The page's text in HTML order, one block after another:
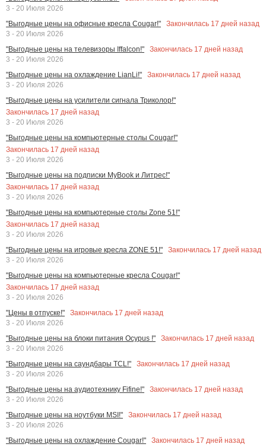
3 - 20 Июля 2026
"Выгодные цены на офисные кресла Cougar!"
Закончилась 17 дней назад
3 - 20 Июля 2026
"Выгодные цены на телевизоры Iffalcon!"
Закончилась 17 дней назад
3 - 20 Июля 2026
"Выгодные цены на охлаждение LianLi!"
Закончилась 17 дней назад
3 - 20 Июля 2026
"Выгодные цены на усилители сигнала Триколор!"
Закончилась 17 дней назад
3 - 20 Июля 2026
"Выгодные цены на компьютерные столы Cougar!"
Закончилась 17 дней назад
3 - 20 Июля 2026
"Выгодные цены на подписки MyBook и Литрес!"
Закончилась 17 дней назад
3 - 20 Июля 2026
"Выгодные цены на компьютерные столы Zone 51!"
Закончилась 17 дней назад
3 - 20 Июля 2026
"Выгодные цены на игровые кресла ZONE 51!"
Закончилась 17 дней назад
3 - 20 Июля 2026
"Выгодные цены на компьютерные кресла Cougar!"
Закончилась 17 дней назад
3 - 20 Июля 2026
"Цены в отпуске!"
Закончилась 17 дней назад
3 - 20 Июля 2026
"Выгодные цены на блоки питания Ocypus !"
Закончилась 17 дней назад
3 - 20 Июля 2026
"Выгодные цены на саундбары TCL!"
Закончилась 17 дней назад
3 - 20 Июля 2026
"Выгодные цены на аудиотехнику Fifine!"
Закончилась 17 дней назад
3 - 20 Июля 2026
"Выгодные цены на ноутбуки MSI!"
Закончилась 17 дней назад
3 - 20 Июля 2026
"Выгодные цены на охлаждение Cougar!"
Закончилась 17 дней назад